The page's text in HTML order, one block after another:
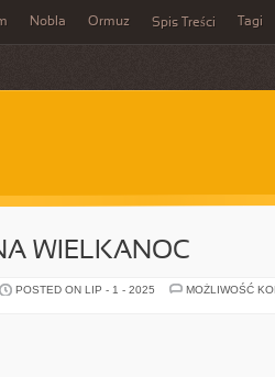
Nobla Ormuz Spis Treści Tagi
WIELKANOC
POSTED ON LIP - 1 - 2025
MOŻLIWOŚĆ